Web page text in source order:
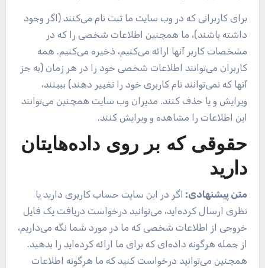
برای کاربرانی که در وب سایت ما ثبت نام می‌کنند (اگر وجود
داشته باشند)، ما همچنین اطلاعات شخصی را که در
مشخصات کاربر آنها ارائه می‌کنیم، ذخیره می‌کنیم. همه
کاربران می‌توانند اطلاعات شخصی خود را در هر زمان (به جز
آنها که نمی‌توانند نام کاربری خود را تغییر دهند) ببینند،
ویرایش و یا حذف کنند. مدیران وب سایت همچنین می‌توانند
این اطلاعات را مشاهده و ویرایش کنند.
حقوقی که بر روی داده‌هایتان
دارید
متن پیشنهادی: اگر در این سایت حساب کاربری دارید یا
نظری ارسال کرده‌اید، می‌توانید درخواست دریافت یک فایل
خروجی از اطلاعات شخصی که ما در مورد شما نگه می‌داریم،
از جمله هرگونه داده‌ای که برای ما ارائه کرده‌اید را بدهید.
همچنین می‌توانید درخواست کنید که ما هرگونه اطلاعات